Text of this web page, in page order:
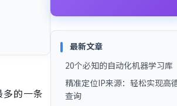
的一条
最新文章
20个必知的自动化机器学习库
精准定位IP来源：轻松实现高
查询